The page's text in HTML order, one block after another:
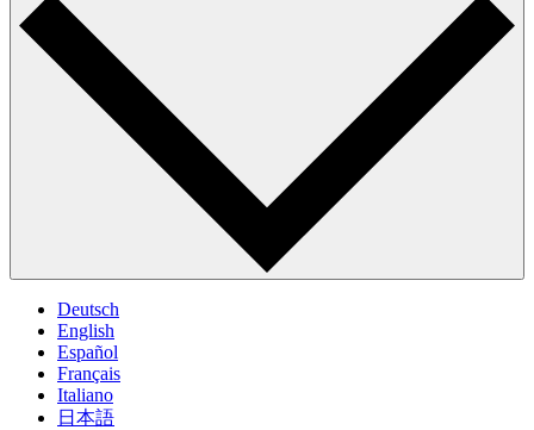
Deutsch
English
Español
Français
Italiano
日本語